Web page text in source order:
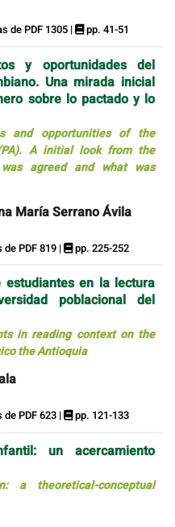
de PDF 1305 | pp. 41-51
y oportunidades del
Una mirada inicial
sobre lo pactado y lo
and opportunities of the
A initial look from the
agreed and what was
María Serrano Ávila
de PDF 819 | pp. 225-252
en la lectura
poblacional del
in reading context on the
the Antioquia
de PDF 623 | pp. 121-133
un acercamiento
a theoretical-conceptual